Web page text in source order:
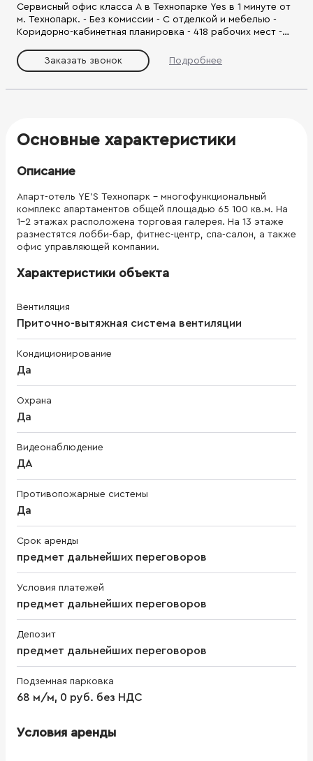
Сервисный офис класса А в Технопарке Yes в 1 минуте от
м. Технопарк. - Без комиссии - С отделкой и мебелью -
Коридорно-кабинетная планировка - 418 рабочих мест -
Подземный паркинг на 68 мест - Развитая
инфраструктура: конференц-зал, коворкинг-центр,
Заказать звонок Подробнее
Основные характеристики
Описание
Апарт-отель YE’S Технопарк – многофункциональный
комплекс апартаментов общей площадью 65 100 кв.м. На
1-2 этажах расположена торговая галерея. На 13 этаже
разместятся лобби-бар, фитнес-центр, спа-салон, а также
офис управляющей компании.
Характеристики объекта
Вентиляция
Приточно-вытяжная система вентиляции
Кондиционирование
Да
Охрана
Да
Видеонаблюдение
ДА
Противопожарные системы
Да
Срок аренды
предмет дальнейших переговоров
Условия платежей
предмет дальнейших переговоров
Депозит
предмет дальнейших переговоров
Подземная парковка
68 м/м, 0 руб. без НДС
Условия аренды